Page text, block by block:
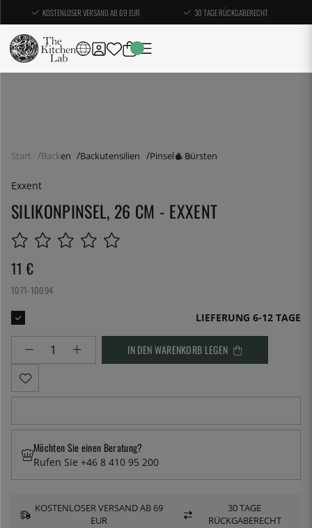
KOSTENLOSER VERSAND AB 69 EUR 30 TAGE RÜCKGABERECHT
Start Backen Backutensilien Pinsel & Bürsten
Exxent
SILIKONPINSEL, 26 CM - EXXENT
11 €
1071-10094
LIEFERUNG 6-12 TAGE
IN DEN WARENKORB LEGEN
Möchten Sie einen Beratung?
Rufen Sie +46 8 410 95 200
KOSTENLOSER VERSAND AB 69
EUR
30 TAGE
RÜCKGABERECHT